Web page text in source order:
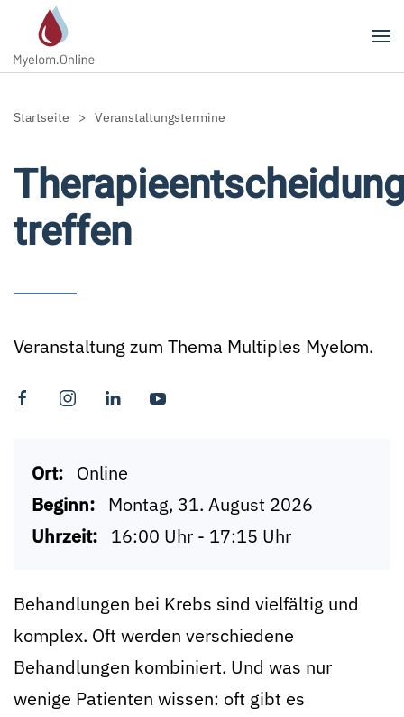
Zum Hauptinhalt springen
Startseite Veranstaltungstermine
treffen
Veranstaltung zum Thema Multiples Myelom.
Ort: Online
Beginn: Montag, 31. August 2026
Uhrzeit: 16:00 Uhr - 17:15 Uhr
Behandlungen bei Krebs sind vielfältig und
komplex. Oft werden verschiedene
Behandlungen kombiniert. Und was nur
wenige Patienten wissen: oft gibt es